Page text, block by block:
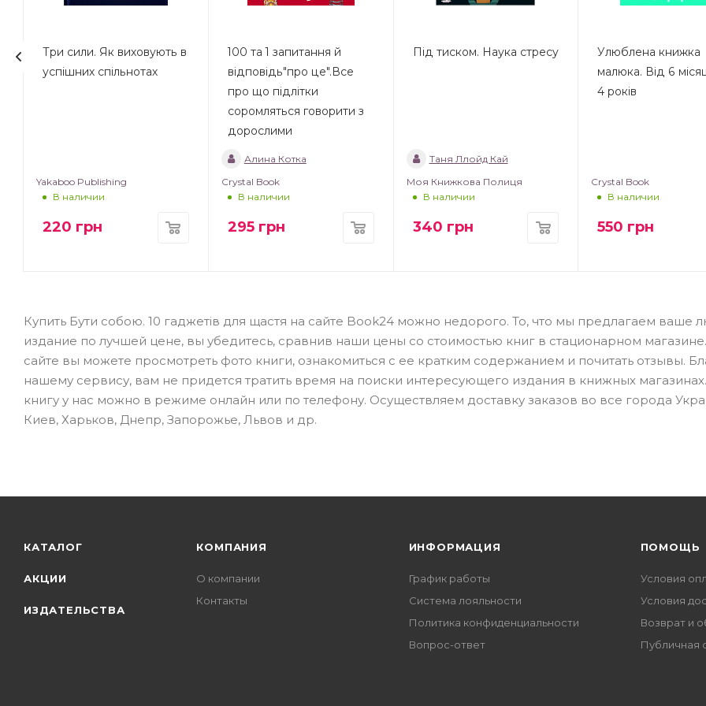
Три сили. Як виховують в
успішних спільнотах
Yakaboo Publishing
В наличии
220 грн
100 та 1 запитання й
відповідь"про це".Все
про що підлітки
соромляться говорити з
дорослими
Алина Котка
Crystal Book
В наличии
295грн
Під тиском. Наука стресу
Таня Ллойд Кай
Моя Книжкова Полиця
В наличии
340 грн
Улюблена книжка
малюка. Від 6
4 років
Crystal Book
В наличии
550 грн
Купить Бути собою. 10 гаджетів для щастя на сайте Book24 можно недорого. То, что мы предлагаем ваше
издание по лучшей цене, вы убедитесь, сравнив наши цены со стоимостью книг в стационарном
сайте вы можете просмотреть фото книги, ознакомиться с ее кратким содержанием и почитать отзывы.
нашему сервису, вам не придется тратить время на поиски интересующего издания в книжных магазинах.
книгу у нас можно в режиме онлайн или по телефону. Осуществляем доставку заказов во все города
Киев, Харьков, Днепр, Запорожье, Львов и др.
КАТАЛОГ
АКЦИИ
ИЗДАТЕЛЬСТВА
КОМПАНИЯ
О компании
Контакты
ИНФОРМАЦИЯ
График работы
Система лояльности
Политика конфиденциальности
Вопрос-ответ
ПОМОЩЬ
Условия
Условия
Возврат и
Публичная